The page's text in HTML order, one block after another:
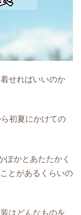
せればいいのか
初夏にかけての
ぽかとあたたかく
とがあるくらいの
はどんなものを